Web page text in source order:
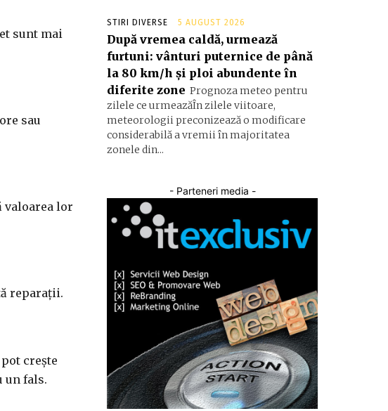
sunt mai
sau
valoarea lor
reparații.
crește
un fals.
STIRI DIVERSE 5 AUGUST 2026
După vremea caldă, urmează
furtuni: vânturi puternice de până
la 80 km/h și ploi abundente în
diferite zone Prognoza meteo pentru
zilele ce urmeazăÎn zilele viitoare,
meteorologii preconizează o modificare
considerabilă a vremii în majoritatea
zonele din...
- Parteneri media -